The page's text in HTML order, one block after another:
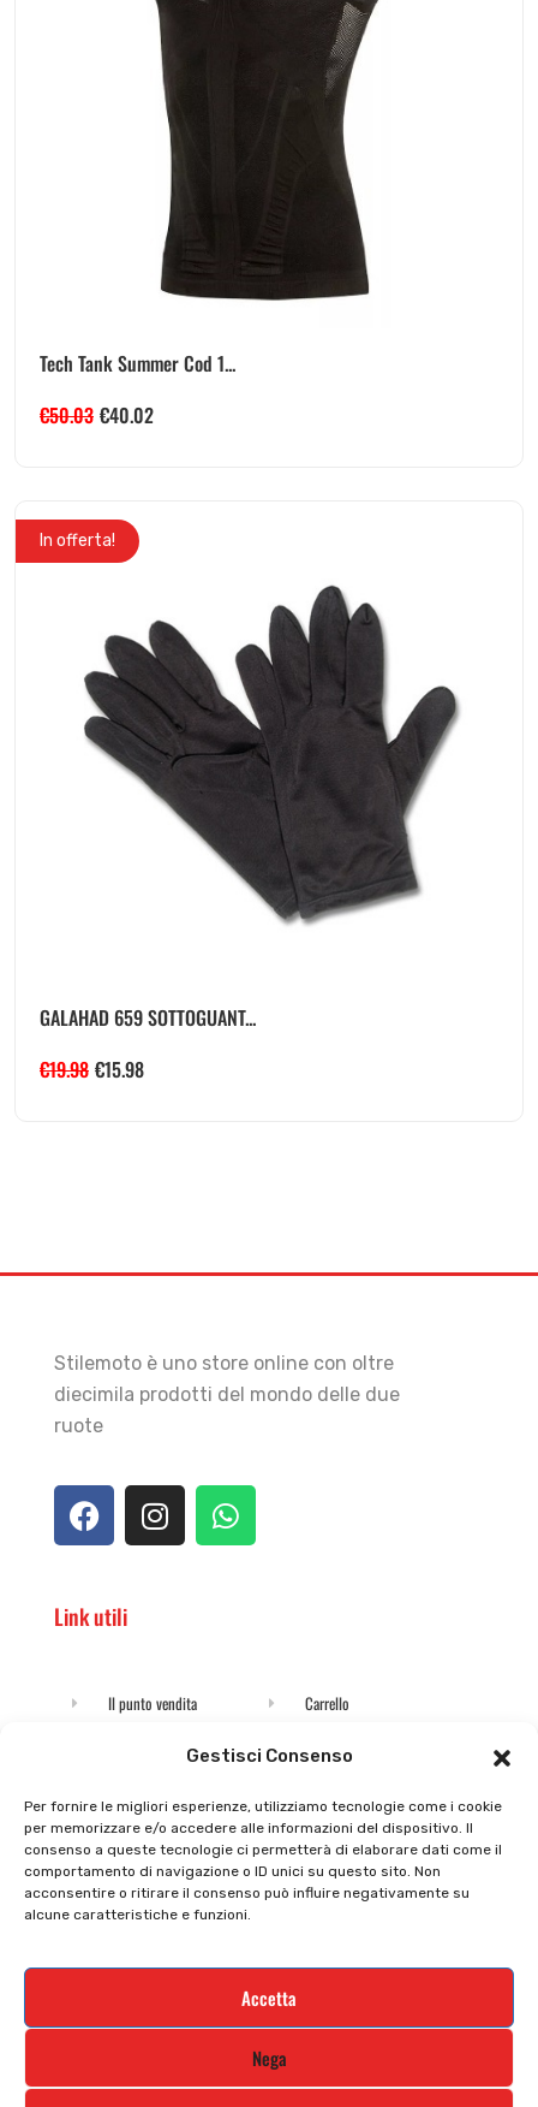
Gestisci Consenso
Per fornire le migliori esperienze, utilizziamo tecnologie come i cookie
per memorizzare e/o accedere alle informazioni del dispositivo. Il
consenso a queste tecnologie ci permetterà di elaborare dati come il
comportamento di navigazione o ID unici su questo sito. Non
acconsentire o ritirare il consenso può influire negativamente su
alcune caratteristiche e funzioni.
Accetta
Nega
Tech Tank Summer Cod 1...
€50.03 €40.02
In offerta!
GALAHAD 659 SOTTOGUANT...
€19.98 €15.98
Stilemoto è uno store online con oltre
diecimila prodotti del mondo delle due
ruote
Link utili
Il punto vendita
Il mio account
Privacy policy
Cookie policy
Supporto e contatti
Carrello
checkout
Tutti prodotti
Termini e condizioni
Resi e rimborsi
Iscriviti alla nostra newsletter e rimani